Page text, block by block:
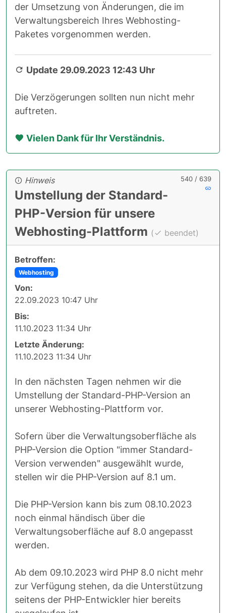
der Umsetzung von Änderungen, die im
Verwaltungsbereich Ihres Webhosting-
Paketes vorgenommen werden.
Update 29.09.2023 12:43 Uhr
Die Verzögerungen sollten nun nicht mehr
auftreten.
Vielen Dank für Ihr Verständnis.
540 / 639
Hinweis
Umstellung der Standard-
PHP-Version für unsere
Webhosting-Plattform ( beendet)
Betroffen:
Webhosting
Von:
22.09.2023 10:47 Uhr
Bis:
11.10.2023 11:34 Uhr
Letzte Änderung:
11.10.2023 11:34 Uhr
In den nächsten Tagen nehmen wir die
Umstellung der Standard-PHP-Version an
unserer Webhosting-Plattform vor.
Sofern über die Verwaltungsoberfläche als
PHP-Version die Option "immer Standard-
Version verwenden" ausgewählt wurde,
stellen wir die PHP-Version auf 8.1 um.
Die PHP-Version kann bis zum 08.10.2023
noch einmal händisch über die
Verwaltungsoberfläche auf 8.0 angepasst
werden.
Ab dem 09.10.2023 wird PHP 8.0 nicht mehr
zur Verfügung stehen, da die Unterstützung
seitens der PHP-Entwickler hier bereits